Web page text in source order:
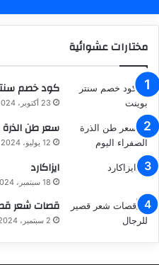
مختارات عشوائية
كود خصم
23 أكتوبر، 2024
سعر طن الذرة
12 يوليو، 2024
ايزاكارد
18 سبتمبر، 2024
قصات شعر
2 سبتمبر، 2024